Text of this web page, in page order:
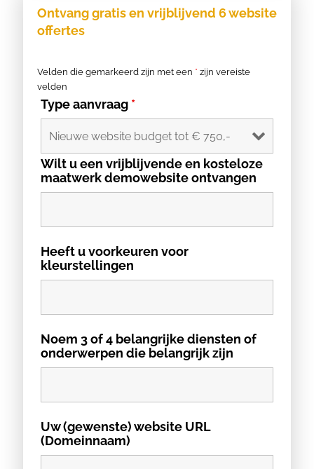
Ontvang gratis en vrijblijvend 6 website
offertes
Velden die gemarkeerd zijn met een * zijn vereiste
velden
Type aanvraag *
Wilt u een vrijblijvende en kosteloze
maatwerk demowebsite ontvangen
Heeft u voorkeuren voor
kleurstellingen
Noem 3 of 4 belangrijke diensten of
onderwerpen die belangrijk zijn
Uw (gewenste) website URL
(Domeinnaam)